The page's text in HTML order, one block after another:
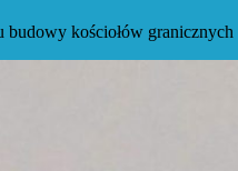
kościołów